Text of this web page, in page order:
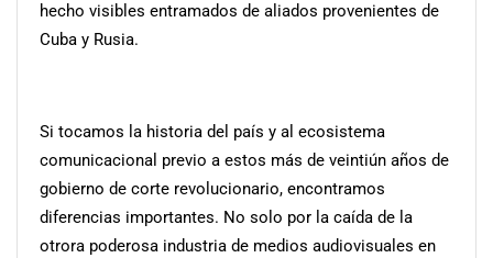
hecho visibles entramados de aliados provenientes de
Cuba y Rusia.
Si tocamos la historia del país y al ecosistema
comunicacional previo a estos más de veintiún años de
gobierno de corte revolucionario, encontramos
diferencias importantes. No solo por la caída de la
otrora poderosa industria de medios audiovisuales en